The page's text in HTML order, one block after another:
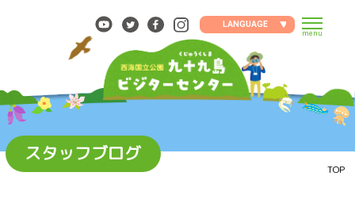
LANGUAGE
menu
TOP
スタッフブログ